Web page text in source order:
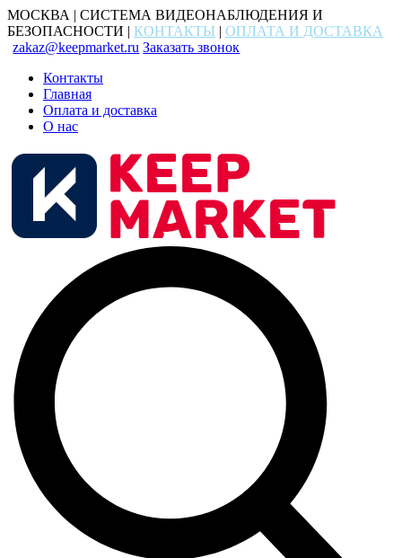
МОСКВА | СИСТЕМА ВИДЕОНАБЛЮДЕНИЯ И
БЕЗОПАСНОСТИ | КОНТАКТЫ | ОПЛАТА И ДОСТАВКА
zakaz@keepmarket.ru Заказать звонок
Контакты
Главная
Оплата и доставка
О нас